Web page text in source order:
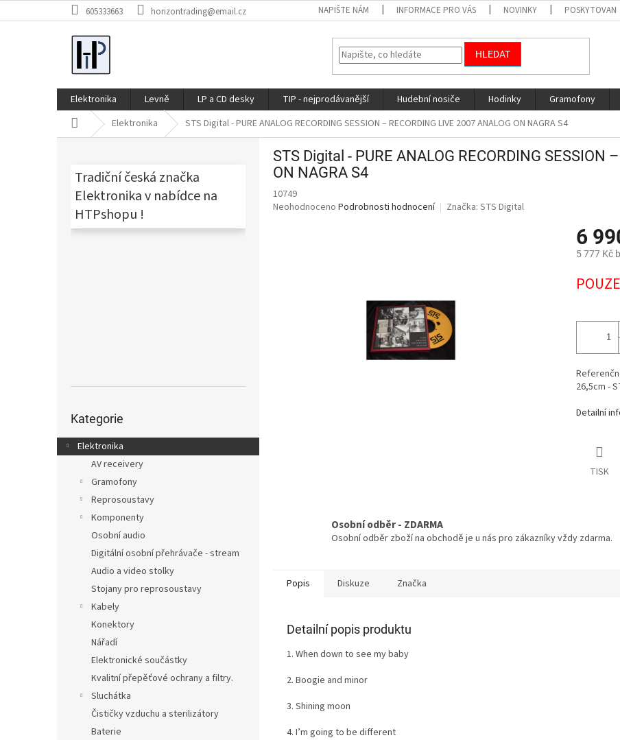
na
605333663 horizontrading@email.cz NAPIŠTE NÁM INFORMACE PRO VÁS NOVINKY POSKYTOVANÉ
HLEDAT
Elektronika Levně LP a CD desky TIP - nejprodávanější Hudební nosiče Hodinky Gramofony
Domů Elektronika STS Digital - PURE ANALOG RECORDING SESSION – RECORDING LIVE 2007 ANALOG ON NAGRA S4
Tradiční česká značka
Elektronika v nabídce na
HTPshopu !
kategorie
Kategorie
Elektronika
AV receivery
Gramofony
Reprosoustavy
Komponenty
Osobní audio
Digitální osobní přehrávače - stream
Audio a video stolky
Stojany pro reprosoustavy
Kabely
Konektory
Nářadí
Elektronické součástky
Kvalitní přepěťové ochrany a filtry.
Sluchátka
Čističky vzduchu a sterilizátory
Baterie
STS Digital - PURE ANALOG RECORDING SESSION
ON NAGRA S4
10749
Průměrné
Neohodnoceno Podrobnosti hodnocení Značka: STS Digital
6
5 777 Kč
cena:
26,5cm -
Detailní
TISK
Osobní odběr - ZDARMA
Osobní odběr zboží na obchodě je u nás pro zákazníky vždy zdarma.
Popis Diskuze Značka
Detailní popis produktu
1. When down to see my baby
2. Boogie and minor
3. Shining moon
4. I’m going to be different